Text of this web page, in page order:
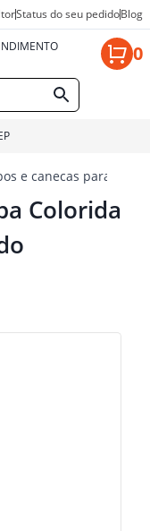
Status do seu pedidoBlog
0
e canecas para
Colorida